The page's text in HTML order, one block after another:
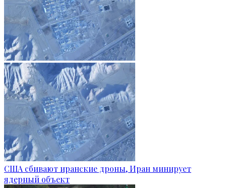
США сбивают иранские дроны, Иран минирует
ядерный объект